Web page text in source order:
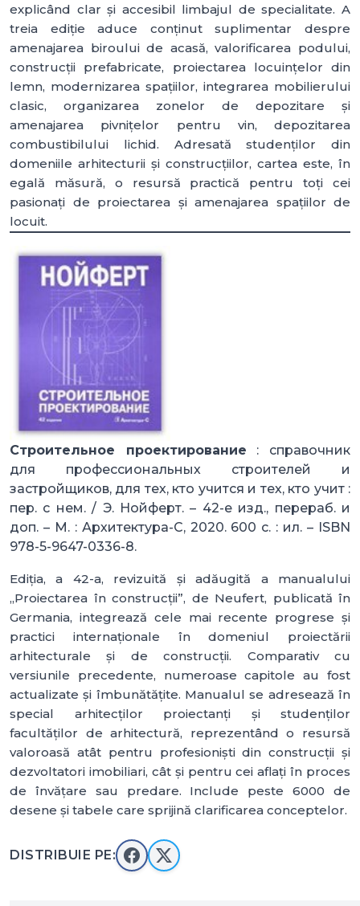
explicând clar și accesibil limbajul de specialitate. A
treia ediție aduce conținut suplimentar despre
amenajarea biroului de acasă, valorificarea podului,
construcții prefabricate, proiectarea locuințelor din
lemn, modernizarea spațiilor, integrarea mobilierului
clasic, organizarea zonelor de depozitare și
amenajarea pivnițelor pentru vin, depozitarea
combustibilului lichid. Adresată studenților din
domeniile arhitecturii și construcțiilor, cartea este, în
egală măsură, o resursă practică pentru toți cei
pasionați de proiectarea și amenajarea spațiilor de
locuit.
Строительное проектирование : справочник
для профессиональных строителей и
застройщиков, для тех, кто учится и тех, кто учит :
пер. с нем. / Э. Нойферт. – 42-е изд., перераб. и
доп. – М. : Архитектура-С, 2020. 600 с. : ил. – ISBN
978-5-9647-0336-8.
Ediția, a 42-a, revizuită și adăugită a manualului
„Proiectarea în construcții”, de Neufert, publicată în
Germania, integrează cele mai recente progrese și
practici internaționale în domeniul proiectării
arhitecturale și de construcții. Comparativ cu
versiunile precedente, numeroase capitole au fost
actualizate și îmbunătățite. Manualul se adresează în
special arhitecților proiectanți și studenților
facultăților de arhitectură, reprezentând o resursă
valoroasă atât pentru profesioniști din construcții și
dezvoltatori imobiliari, cât și pentru cei aflați în proces
de învățare sau predare. Include peste 6000 de
desene și tabele care sprijină clarificarea conceptelor.
DISTRIBUIE PE: